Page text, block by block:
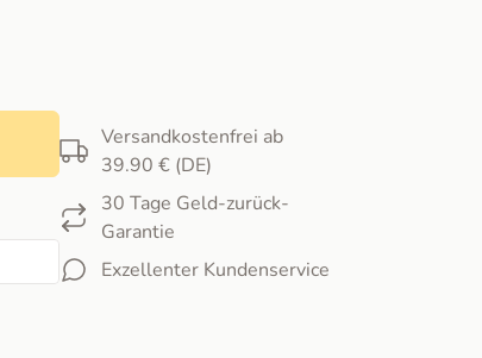
Versandkostenfrei ab
39.90 € (DE)
30 Tage Geld-zurück-
Garantie
Exzellenter Kundenservice